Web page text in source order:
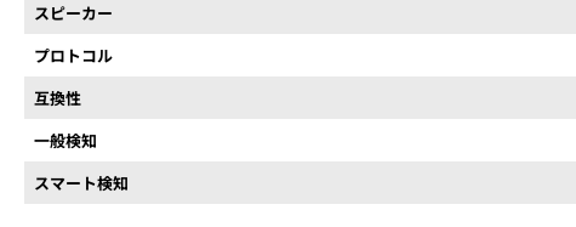
スピーカー
プロトコル
互換性
一般検知
スマート検知